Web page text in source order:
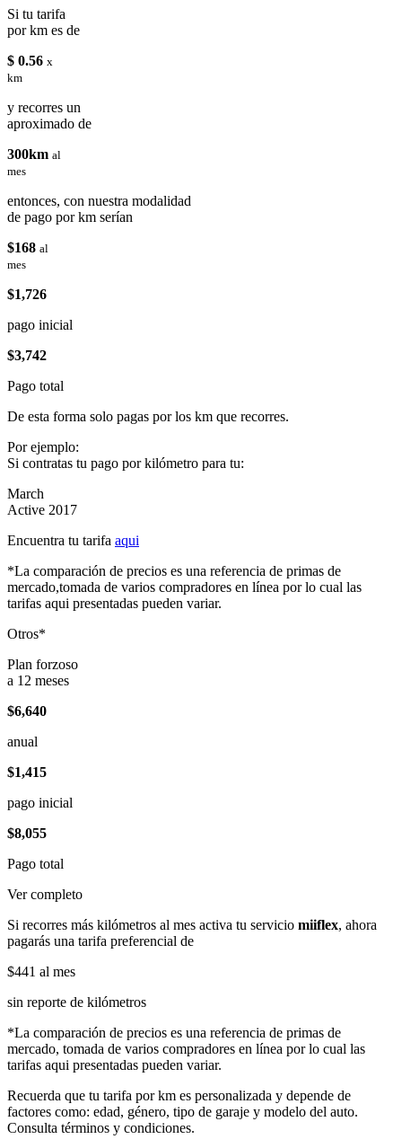
Si tu tarifa
por km es de
$ 0.56 x
km
y recorres un
aproximado de
300km al
mes
entonces, con nuestra modalidad
de pago por km serían
$168 al
mes
$1,726
pago inicial
$3,742
Pago total
De esta forma solo pagas por los km que recorres.
Por ejemplo:
Si contratas tu pago por kilómetro para tu:
March
Active 2017
Encuentra tu tarifa aqui
*La comparación de precios es una referencia de primas de
mercado,tomada de varios compradores en línea por lo cual las
tarifas aqui presentadas pueden variar.
Otros*
Plan forzoso
a 12 meses
$6,640
anual
$1,415
pago inicial
$8,055
Pago total
Ver completo
Si recorres más kilómetros al mes activa tu servicio miiflex, ahora
pagarás una tarifa preferencial de
$441 al mes
sin reporte de kilómetros
*La comparación de precios es una referencia de primas de
mercado, tomada de varios compradores en línea por lo cual las
tarifas aqui presentadas pueden variar.
Recuerda que tu tarifa por km es personalizada y depende de
factores como: edad, género, tipo de garaje y modelo del auto.
Consulta términos y condiciones.